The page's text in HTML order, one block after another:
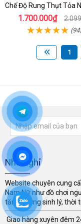
Chế Độ Rung Thụt Tỏa
Cấp
1.700.000₫
1
Nhà Nghỉ
Website chuyên cung
Nam Nữ như đồ chơi
tăng cường sinh lý, thời
Giao hàng xuyên đêm